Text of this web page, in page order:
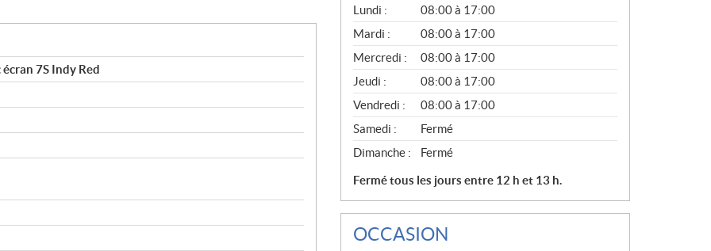
7S Indy Red
G
É
N
É
R
A
L
Lundi :
08:00 à 17:00
Mardi :
08:00 à 17:00
Mercredi :
08:00 à 17:00
Jeudi :
08:00 à 17:00
Vendredi :
08:00 à 17:00
Samedi :
Fermé
Dimanche :
Fermé
Fermé tous les jours entre 12 h et 13 h.
OCCASION